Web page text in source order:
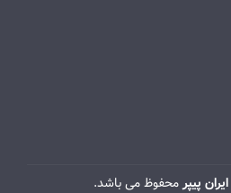
ایران پیپرمحفوظ می باشد.